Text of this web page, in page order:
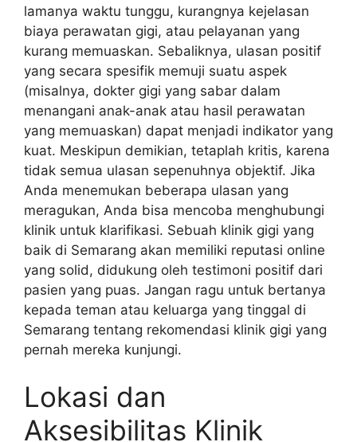
lamanya waktu tunggu, kurangnya kejelasan
biaya perawatan gigi, atau pelayanan yang
kurang memuaskan. Sebaliknya, ulasan positif
yang secara spesifik memuji suatu aspek
(misalnya, dokter gigi yang sabar dalam
menangani anak-anak atau hasil perawatan
yang memuaskan) dapat menjadi indikator yang
kuat. Meskipun demikian, tetaplah kritis, karena
tidak semua ulasan sepenuhnya objektif. Jika
Anda menemukan beberapa ulasan yang
meragukan, Anda bisa mencoba menghubungi
klinik untuk klarifikasi. Sebuah klinik gigi yang
baik di Semarang akan memiliki reputasi online
yang solid, didukung oleh testimoni positif dari
pasien yang puas. Jangan ragu untuk bertanya
kepada teman atau keluarga yang tinggal di
Semarang tentang rekomendasi klinik gigi yang
pernah mereka kunjungi.
Lokasi dan
Aksesibilitas Klinik